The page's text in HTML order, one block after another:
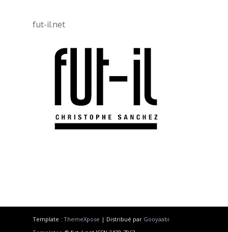
fut-il.net
Template : ThemeXpose | Distribué par Gooyaabi